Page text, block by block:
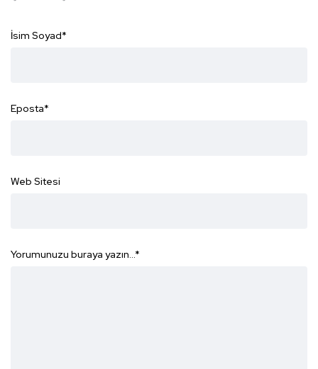
İsim Soyad*
Eposta*
Web Sitesi
Yorumunuzu buraya yazın...*